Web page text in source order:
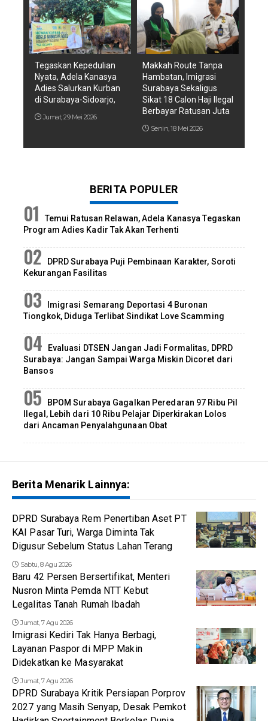
Tegaskan Kepedulian
Nyata, Adela Kanasya
Adies Salurkan Kurban
di Surabaya-Sidoarjo,
Jumat, 29 Mei 2026
Makkah Route Tanpa
Hambatan, Imigrasi
Surabaya Sekaligus
Sikat 18 Calon Haji Ilegal
Berbayar Ratusan Juta
Senin, 18 Mei 2026
BERITA POPULER
Temui Ratusan Relawan, Adela Kanasya Tegaskan
Program Adies Kadir Tak Akan Terhenti
DPRD Surabaya Puji Pembinaan Karakter, Soroti
Kekurangan Fasilitas
Imigrasi Semarang Deportasi 4 Buronan
Tiongkok, Diduga Terlibat Sindikat Love Scamming
Evaluasi DTSEN Jangan Jadi Formalitas, DPRD
Surabaya: Jangan Sampai Warga Miskin Dicoret dari
Bansos
BPOM Surabaya Gagalkan Peredaran 97 Ribu Pil
Ilegal, Lebih dari 10 Ribu Pelajar Diperkirakan Lolos
dari Ancaman Penyalahgunaan Obat
Berita Menarik Lainnya:
DPRD Surabaya Rem Penertiban Aset PT
KAI Pasar Turi, Warga Diminta Tak
Digusur Sebelum Status Lahan Terang
Sabtu, 8 Agu 2026
Baru 42 Persen Bersertifikat, Menteri
Nusron Minta Pemda NTT Kebut
Legalitas Tanah Rumah Ibadah
Jumat, 7 Agu 2026
Imigrasi Kediri Tak Hanya Berbagi,
Layanan Paspor di MPP Makin
Didekatkan ke Masyarakat
Jumat, 7 Agu 2026
DPRD Surabaya Kritik Persiapan Porprov
2027 yang Masih Senyap, Desak Pemkot